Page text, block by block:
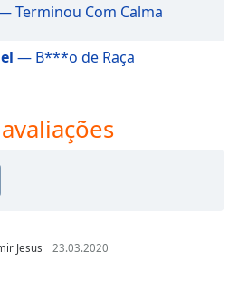
Terminou Com Calma
— B***o de Raça
Jesus 23.03.2020